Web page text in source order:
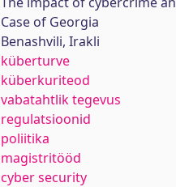
Case of Georgia
Benashvili, Irakli
küberturve
küberkuriteod
vabatahtlik tegevus
regulatsioonid
poliitika
magistritööd
cyber security